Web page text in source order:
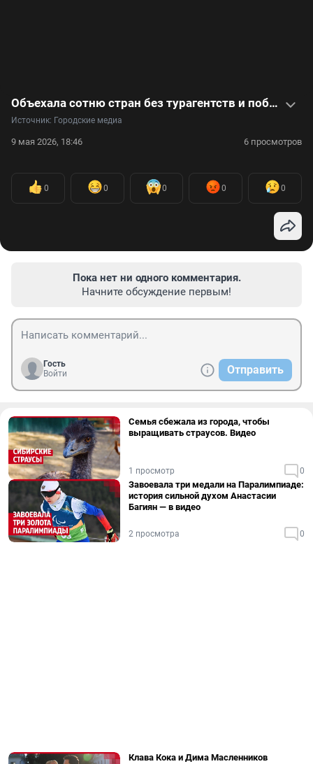
Объехала сотню стран без турагентств и побывала на всех континентах. Видео
Источник: Городские медиа
9 мая 2026, 18:46 6 просмотров
0 0 0 0 0
Пока нет ни одного комментария.
Начните обсуждение первым!
Гость
Войти
Отправить
Семья сбежала из города, чтобы
выращивать страусов. Видео
1 просмотр 0
Завоевала три медали на Паралимпиаде:
история сильной духом Анастасии
Багиян — в видео
2 просмотра 0
Клава Кока и Дима Масленников